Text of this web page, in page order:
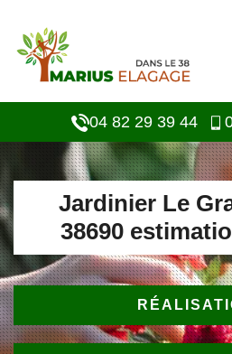
04 82 29 39 44
Jardinier Le
38690